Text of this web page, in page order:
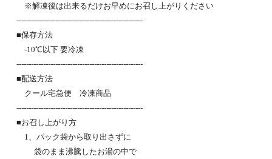
※解凍後は出来るだけお早めにお召し上がりください
----------------------------------------------------
■保存方法
-10℃以下 要冷凍
----------------------------------------------------
■配送方法
クール宅急便 冷凍商品
----------------------------------------------------
■お召し上がり方
1、パック袋から取り出さずに
袋のまま沸騰したお湯の中で